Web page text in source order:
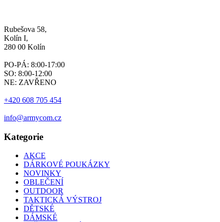
Rubešova 58,
Kolín I,
280 00 Kolín
PO-PÁ: 8:00-17:00
SO: 8:00-12:00
NE: ZAVŘENO
+420 608 705 454
info@armycom.cz
Kategorie
AKCE
DÁRKOVÉ POUKÁZKY
NOVINKY
OBLEČENÍ
OUTDOOR
TAKTICKÁ VÝSTROJ
DĚTSKÉ
DÁMSKÉ